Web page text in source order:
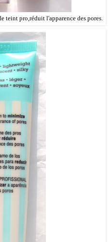
teint pro,réduit l'apparence des pores.